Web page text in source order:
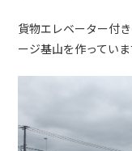
貨物エレベーター付
ージ基山を作ってい